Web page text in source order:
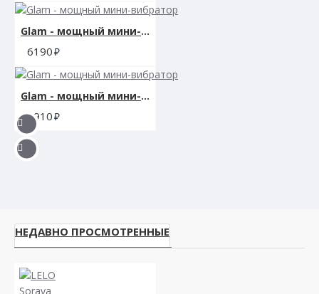
Glam - мощный мини-вибратор
6190
Glam - мощный мини-вибратор
5910
НЕДАВНО ПРОСМОТРЕННЫЕ